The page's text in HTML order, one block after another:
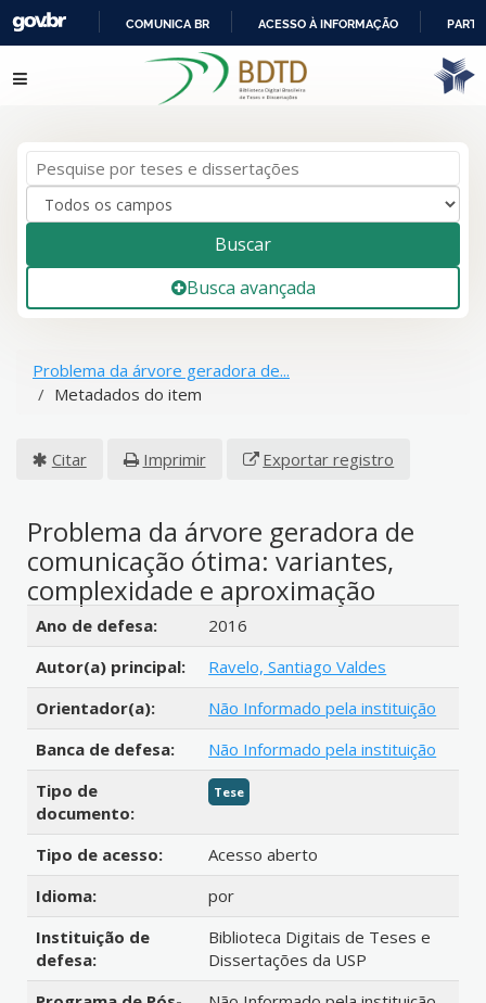
IR
PARA
COMUNICA BR ACESSO À INFORMAÇÃO
Pular para o conteúdo
Buscar
Busca avançada
Problema da árvore geradora de...
Metadados do item
Citar Imprimir Exportar registro
Problema da árvore geradora de
comunicação ótima: variantes,
complexidade e aproximação
Detalhes bibliográficos
Ano de defesa:
2016
Autor(a) principal:
Ravelo, Santiago Valdes
Orientador(a):
Não Informado pela instituição
Banca de defesa:
Não Informado pela instituição
Tipo de
documento:
Tese
Tipo de acesso:
Acesso aberto
Idioma:
por
Instituição de
defesa:
Biblioteca Digitais de Teses e
Dissertações da USP